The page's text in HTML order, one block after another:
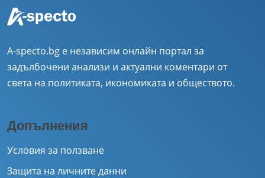
A-specto.bg е независим онлайн портал за
задълбочени анализи и актуални коментари от
света на политиката, икономиката и обществото.
Допълнения
Условия за ползване
Защита на личните данни